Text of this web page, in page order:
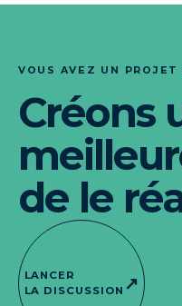
VOUS AVEZ UN PROJET
Créons
de le
LANCER
LA DISCUSSION ↗